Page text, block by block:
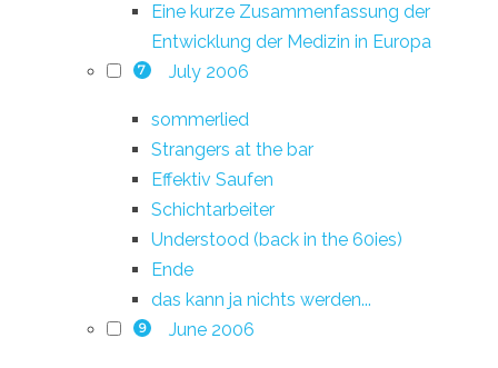
Eine kurze Zusammenfassung der
Entwicklung der Medizin in Europa
7 July 2006
sommerlied
Strangers at the bar
Effektiv Saufen
Schichtarbeiter
Understood (back in the 60ies)
Ende
das kann ja nichts werden...
9 June 2006